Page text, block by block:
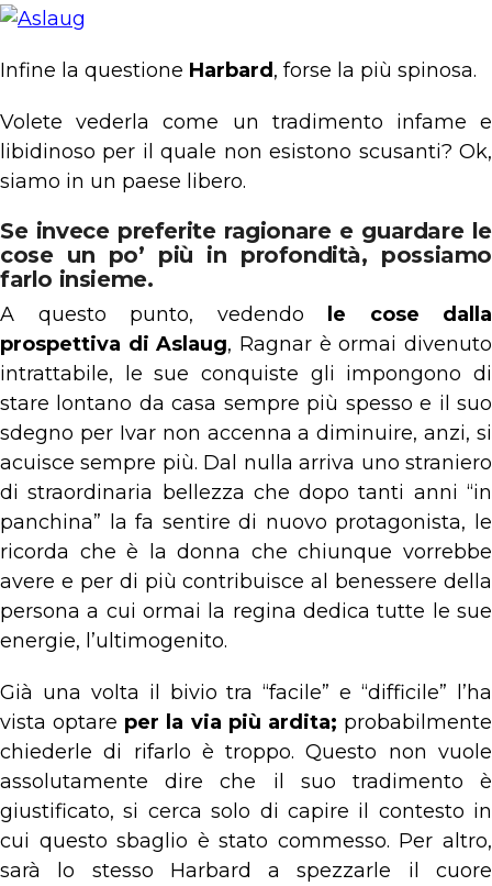
Infine la questione Harbard , forse la più spinosa.
Volete vederla come un tradimento infame e
libidinoso per il quale non esistono scusanti? Ok,
siamo in un paese libero.
Se invece preferite ragionare e guardare le
cose un po’ più in profondità, possiamo
farlo insieme.
A questo punto, vedendo
le cose dalla
prospettiva di Aslaug, Ragnar è ormai divenuto
intrattabile, le sue conquiste gli impongono di
stare lontano da casa sempre più spesso e il suo
sdegno per Ivar non accenna a diminuire, anzi, si
acuisce sempre più. Dal nulla arriva uno straniero
di straordinaria bellezza che dopo tanti anni “in
panchina” la fa sentire di nuovo protagonista, le
ricorda che è la donna che chiunque vorrebbe
avere e per di più contribuisce al benessere della
persona a cui ormai la regina dedica tutte le sue
energie, l’ultimogenito.
Già una volta il bivio tra “facile” e “difficile” l’ha
vista optare per la via più ardita; probabilmente
chiederle di rifarlo è troppo. Questo non vuole
assolutamente dire che il suo tradimento è
giustificato, si cerca solo di capire il contesto in
cui questo sbaglio è stato commesso. Per altro,
sarà lo stesso Harbard a spezzarle il cuore